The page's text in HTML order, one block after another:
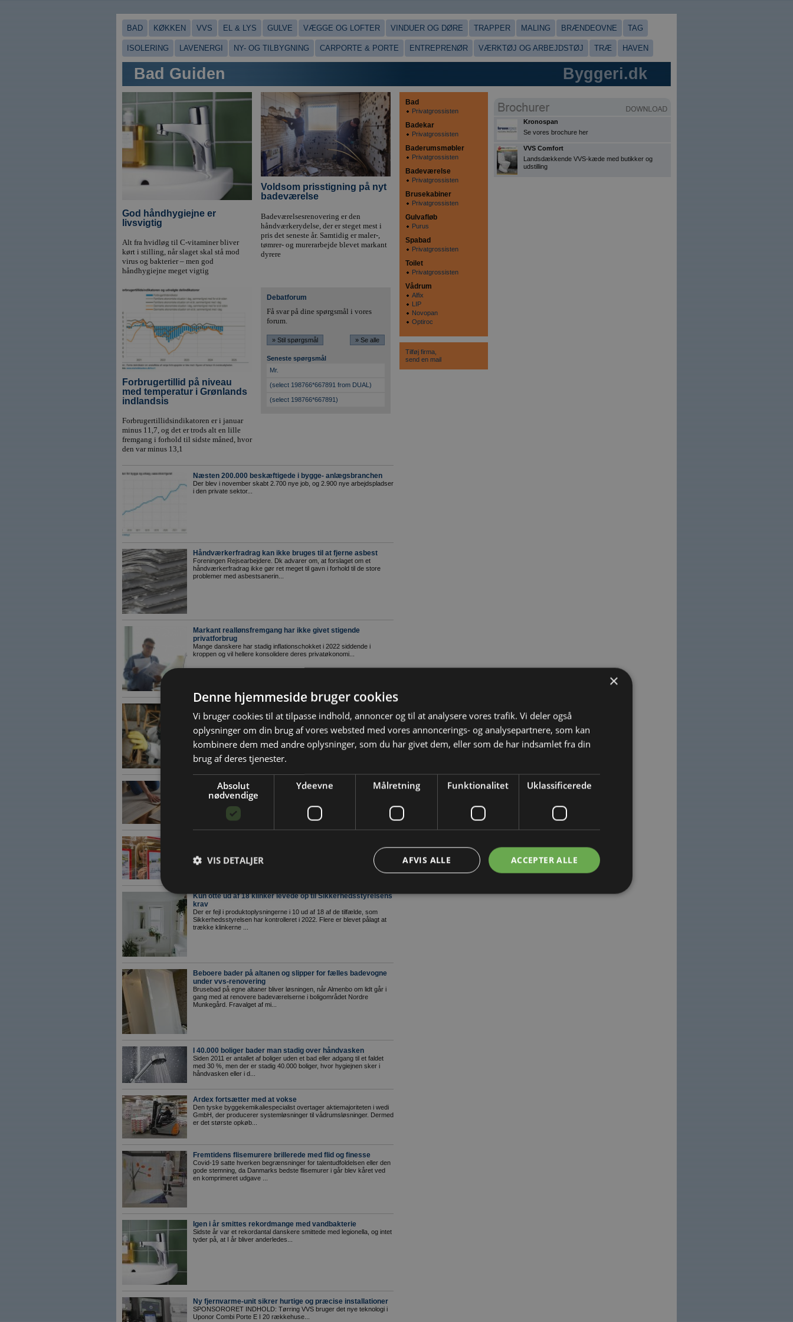
BAD KØKKEN VVS EL & LYS GULVE VÆGGE OG LOFTER VINDUER OG DØRE TRAPPER MALING BRÆNDEOVNE TAG
ISOLERING LAVENERGI NY- OG TILBYGNING CARPORTE & PORTE ENTREPRENØR VÆRKTØJ OG ARBEJDSTØJ TRÆ HAVEN
Byggeri.dk
Bad Guiden
God håndhygiejne er
livsvigtig
Alt fra hvidløg til C-vitaminer bliver
kørt i stilling, når slaget skal stå mod
virus og bakterier – men god
håndhygiejne meget vigtig
Voldsom prisstigning på nyt
badeværelse
Badeværelsesrenovering er den
håndværkerydelse, der er steget mest i
pris det seneste år. Samtidig er maler-,
tømrer- og murerarbejde blevet markant
dyrere
Forbrugertillid på niveau
med temperatur i Grønlands
indlandsis
Forbrugertillidsindikatoren er i januar
minus 11,7, og det er trods alt en lille
fremgang i forhold til sidste måned, hvor
den var minus 13,1
Debatforum
Få svar på dine spørgsmål i vores
forum.
» Stil spørgsmål » Se alle
Seneste spørgsmål
Mr.
(select 198766*667891 from DUAL)
(select 198766*667891)
Næsten 200.000 beskæftigede i bygge- anlægsbranchen
Der blev i november skabt 2.700 nye job, og 2.900 nye arbejdspladser
i den private sektor...
Håndværkerfradrag kan ikke bruges til at fjerne asbest
Foreningen Rejsearbejdere. Dk advarer om, at forslaget om et
håndværkerfradrag ikke gør ret meget til gavn i forhold til de store
problemer med asbestsanerin...
Markant reallønsfremgang har ikke givet stigende
privatforbrug
Mange danskere har stadig inflationschokket i 2022 siddende i
kroppen og vil hellere konsolidere deres privatøkonomi...
Sikkerhedsstyrelsen har pr. 6. januar 2025 modtaget 346 ansøgninger
om autorisation til nedrivning af asbestholdigt materiale...
Lavere rente lægger op til at renovering af boliger
Sommerens reduktion af den såkaldte ”styringsrente” vil
sandsynligvis give renoveringsmarkedet et løft...
12 procent af boligejerne har planer om at sætte boligen til salg, og det
er færre end i begyndelsen af 2024 og for et år siden...
Kun otte ud af 18 klinker levede op til Sikkerhedsstyrelsens
krav
Der er fejl i produktoplysningerne i 10 ud af 18 af de tilfælde, som
Sikkerhedsstyrelsen har kontrolleret i 2022. Flere er blevet pålagt at
trække klinkerne ...
Beboere bader på altanen og slipper for fælles badevogne
under vvs-renovering
Brusebad på egne altaner bliver løsningen, når Almenbo om lidt går i
gang med at renovere badeværelserne i boligområdet Nordre
Munkegård. Fravalget af mi...
I 40.000 boliger bader man stadig over håndvasken
Siden 2011 er antallet af boliger uden et bad eller adgang til et faldet
med 30 %, men der er stadig 40.000 boliger, hvor hygiejnen sker i
håndvasken eller i d...
Ardex fortsætter med at vokse
Den tyske byggekemikaliespecialist overtager aktiemajoriteten i wedi
GmbH, der producerer systemløsninger til vådrumsløsninger. Dermed
er det største opkøb...
Fremtidens flisemurere brillerede med flid og finesse
Covid-19 satte hverken begrænsninger for talentudfoldelsen eller den
gode stemning, da Danmarks bedste flisemurer i går blev kåret ved
en komprimeret udgave ...
Igen i år smittes rekordmange med vandbakterie
Sidste år var et rekordantal danskere smittede med legionella, og intet
tyder på, at I år bliver anderledes...
Ny fjernvarme-unit sikrer hurtige og præcise installationer
SPONSORORET INDHOLD: Tørring VVS bruger det nye teknologi i
Uponor Combi Porte E I 20 rækkehuse...
Bad
Privatgrossisten
Badekar
Privatgrossisten
Baderumsmøbler
Privatgrossisten
Badeværelse
Privatgrossisten
Brusekabiner
Privatgrossisten
Gulvafløb
Purus
Spabad
Privatgrossisten
Toilet
Privatgrossisten
Vådrum
Alfix
LIP
Novopan
Optiroc
Tilføj firma,
send en mail
Kronospan
Se vores brochure her
VVS Comfort
Landsdækkende VVS-kæde med butikker og
udstilling
×
Denne hjemmeside bruger cookies
Vi bruger cookies til at tilpasse indhold, annoncer og til at analysere vores trafik. Vi deler også
oplysninger om din brug af vores websted med vores annoncerings- og analysepartnere, som kan
kombinere dem med andre oplysninger, som du har givet dem, eller som de har indsamlet fra din
brug af deres tjenester.
Absolut
nødvendige
Ydeevne Målretning Funktionalitet Uklassificerede
ACCEPTER ALLE
AFVIS ALLE
VIS DETALJER